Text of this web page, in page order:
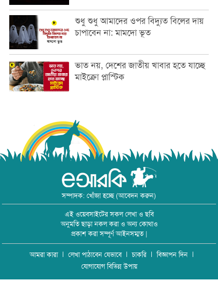
শুধু শুধু আমাদের ওপর বিদ্যুত বিলের দায়
চাপাবেন না: মামদো ভূত
ভাত নয়, দেশের জাতীয় খাবার হতে যাচ্ছে
মাইক্রো প্লাস্টিক
সম্পাদক: খোঁজা হচ্ছে (আবেদন করুন)
এই ওয়েবসাইটের সকল লেখা ও ছবি
অনুমতি ছাড়া নকল করা ও অন্য কোথাও
প্রকাশ করা সম্পূর্ণ আইনসম্মত |
আমরা কারা লেখা পাঠাবেন যেভাবে চাকরি
বিজ্ঞাপন দিন
যোগাযোগ বিভিন্ন উপায়